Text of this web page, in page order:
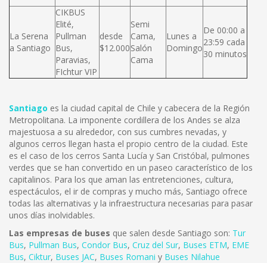
La Serena
a Santiago
CIKBUS
Elité,
Pullman
Bus,
Paravias,
FIchtur VIP
desde
$12.000
Semi
Cama,
Salón
Cama
Lunes a
Domingo
De 00:00 a
23:59 cada
30 minutos
Santiago es la ciudad capital de Chile y cabecera de la Región
Metropolitana. La imponente cordillera de los Andes se alza
majestuosa a su alrededor, con sus cumbres nevadas, y
algunos cerros llegan hasta el propio centro de la ciudad. Este
es el caso de los cerros Santa Lucía y San Cristóbal, pulmones
verdes que se han convertido en un paseo característico de los
capitalinos. Para los que aman las entretenciones, cultura,
espectáculos, el ir de compras y mucho más, Santiago ofrece
todas las alternativas y la infraestructura necesarias para pasar
unos días inolvidables.
Las empresas de buses que salen desde Santiago son: Tur
Bus, Pullman Bus, Condor Bus, Cruz del Sur, Buses ETM, EME
Bus, Ciktur, Buses JAC, Buses Romani y Buses Nilahue